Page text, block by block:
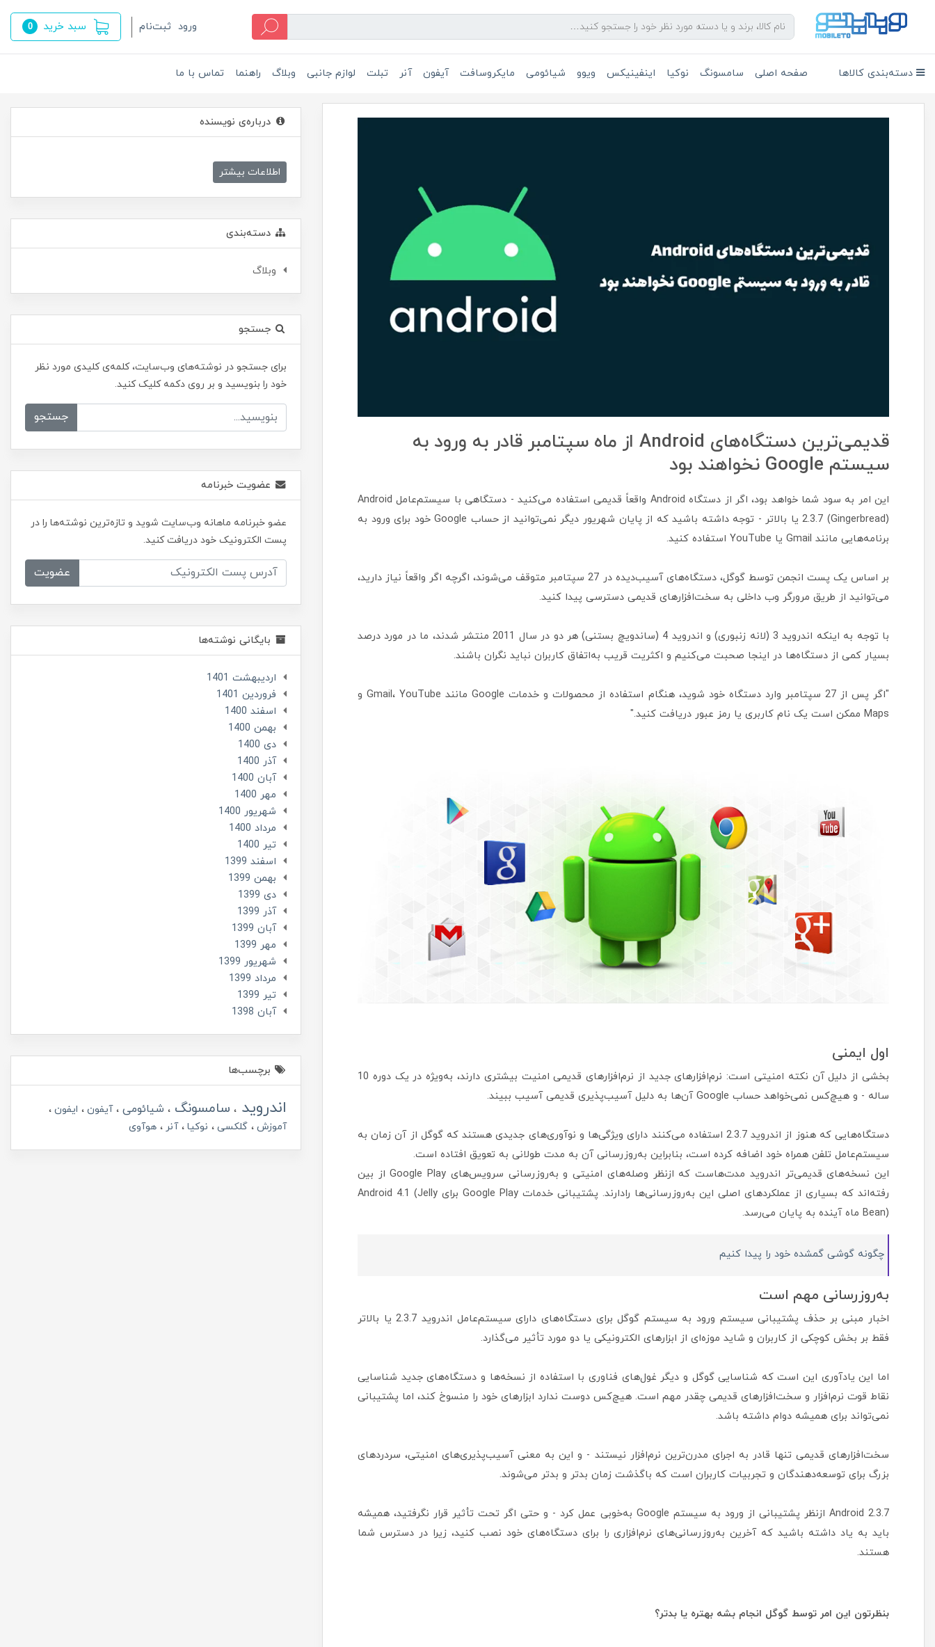
ورود ثبت‌نام سبد خرید 0
دسته‌بندی کالاها صفحه اصلی سامسونگ نوکیا اینفینیکس ویوو شیائومی مایکروسافت آیفون آنر تبلت لوازم جانبی وبلاگ راهنما تماس با ما
قدیمی‌ترین دستگاه‌های Android از ماه سپتامبر قادر به ورود به
سیستم Google نخواهند بود
این امر به سود شما خواهد بود، اگر از دستگاه Android واقعاً قدیمی استفاده می‌کنید - دستگاهی با سیستم‌عامل Android
2.3.7 (Gingerbread) یا بالاتر - توجه داشته باشید که از پایان شهریور دیگر نمی‌توانید از حساب Google خود برای ورود به
برنامه‌هایی مانند Gmail یا YouTube استفاده کنید.
بر اساس یک پست انجمن توسط گوگل، دستگاه‌های آسیب‌دیده در 27 سپتامبر متوقف می‌شوند، اگرچه اگر واقعاً نیاز دارید،
می‌توانید از طریق مرورگر وب داخلی به سخت‌افزارهای قدیمی دسترسی پیدا کنید.
با توجه به اینکه اندروید 3 (لانه زنبوری) و اندروید 4 (ساندویچ بستنی) هر دو در سال 2011 منتشر شدند، ما در مورد درصد
بسیار کمی از دستگاه‌ها در اینجا صحبت می‌کنیم و اکثریت قریب به‌اتفاق کاربران نباید نگران باشند.
"اگر پس از 27 سپتامبر وارد دستگاه خود شوید، هنگام استفاده از محصولات و خدمات Google مانند Gmail، YouTube و
Maps ممکن است یک نام کاربری یا رمز عبور دریافت کنید."
اول ایمنی
بخشی از دلیل آن نکته امنیتی است: نرم‌افزارهای جدید از نرم‌افزارهای قدیمی امنیت بیشتری دارند، به‌ویژه در یک دوره 10
ساله - و هیچ‌کس نمی‌خواهد حساب Google آن‌ها به دلیل آسیب‌پذیری قدیمی آسیب ببیند.
دستگاه‌هایی که هنوز از اندروید 2.3.7 استفاده می‌کنند دارای ویژگی‌ها و نوآوری‌های جدیدی هستند که گوگل از آن زمان به
سیستم‌عامل تلفن همراه خود اضافه کرده است، بنابراین به‌روزرسانی آن به مدت طولانی به تعویق افتاده است.
این نسخه‌های قدیمی‌تر اندروید مدت‌هاست که ازنظر وصله‌های امنیتی و به‌روزرسانی سرویس‌های Google Play از بین
رفته‌اند که بسیاری از عملکردهای اصلی این به‌روزرسانی‌ها رادارند. پشتیبانی خدمات Google Play برای Android 4.1 (Jelly
Bean) ماه آینده به پایان می‌رسد.
چگونه گوشی گمشده خود را پیدا کنیم
به‌روزرسانی مهم است
اخبار مبنی بر حذف پشتیبانی سیستم ورود به سیستم گوگل برای دستگاه‌های دارای سیستم‌عامل اندروید 2.3.7 یا بالاتر
فقط بر بخش کوچکی از کاربران و شاید موزه‌ای از ابزارهای الکترونیکی یا دو مورد تأثیر می‌گذارد.
اما این یادآوری این است که شناسایی گوگل و دیگر غول‌های فناوری با استفاده از نسخه‌ها و دستگاه‌های جدید شناسایی
نقاط قوت نرم‌افزار و سخت‌افزارهای قدیمی چقدر مهم است. هیچ‌کس دوست ندارد ابزارهای خود را منسوخ کند، اما پشتیبانی
نمی‌تواند برای همیشه دوام داشته باشد.
سخت‌افزارهای قدیمی تنها قادر به اجرای مدرن‌ترین نرم‌افزار نیستند - و این به معنی آسیب‌پذیری‌های امنیتی، سردردهای
بزرگ برای توسعه‌دهندگان و تجربیات کاربران است که باگذشت زمان بدتر و بدتر می‌شوند.
Android 2.3.7 ازنظر پشتیبانی از ورود به سیستم Google به‌خوبی عمل کرد - و حتی اگر تحت تأثیر قرار نگرفتید، همیشه
باید به یاد داشته باشید که آخرین به‌روزرسانی‌های نرم‌افزاری را برای دستگاه‌های خود نصب کنید، زیرا در دسترس شما
هستند.
بنظرتون این امر توسط گوگل انجام بشه بهتره یا بدتر؟
درباره‌ی نویسنده
اطلاعات بیشتر
دسته‌بندی
وبلاگ
جستجو
برای جستجو در نوشته‌های وب‌سایت، کلمه‌ی کلیدی مورد نظر
خود را بنویسید و بر روی دکمه کلیک کنید.
جستجو
عضویت خبرنامه
عضو خبرنامه ماهانه وب‌سایت شوید و تازه‌ترین نوشته‌ها را در
پست الکترونیک خود دریافت کنید.
عضویت
بایگانی نوشته‌ها
ارديبهشت 1401
فروردین 1401
اسفند 1400
بهمن 1400
دی 1400
آذر 1400
آبان 1400
مهر 1400
شهریور 1400
مرداد 1400
تير 1400
اسفند 1399
بهمن 1399
دی 1399
آذر 1399
آبان 1399
مهر 1399
شهریور 1399
مرداد 1399
تير 1399
آبان 1398
برچسب‌ها
اندروید سامسونگ شیائومی آیفون
ایفون
آموزش
گلکسی نوکیا آنر هوآوی